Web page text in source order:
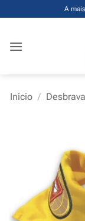
to
A
Início /